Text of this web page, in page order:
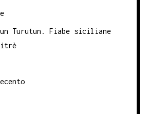
Turutun. Fiabe siciliane